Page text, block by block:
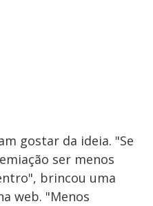
gostar da ideia. "Se
ser menos
brincou uma
web. "Menos